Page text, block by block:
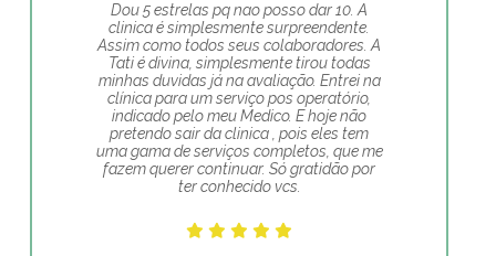
Dou 5 estrelas pq nao posso dar 10. A
clinica é simplesmente surpreendente.
Assim como todos seus colaboradores. A
Tati é divina, simplesmente tirou todas
minhas duvidas já na avaliação. Entrei na
clínica para um serviço pos operatório,
indicado pelo meu Medico. E hoje não
pretendo sair da clinica , pois eles tem
uma gama de serviços completos, que me
fazem querer continuar. Só gratidão por
ter conhecido vcs.